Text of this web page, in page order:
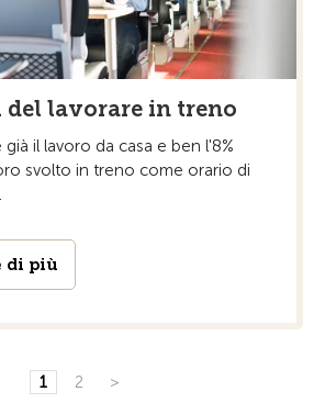
lavorare in treno
già il lavoro da casa e ben l'8%
svolto in treno come orario di
di più
1 2 >